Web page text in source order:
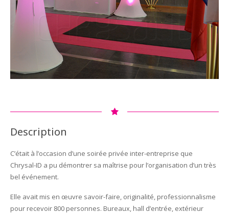
Description
C’était à l’occasion d’une soirée privée inter-entreprise que
Chrysal-ID a pu démontrer sa maîtrise pour l’organisation d’un très
bel événement.
Elle avait mis en œuvre savoir-faire, originalité, professionnalisme
pour recevoir 800 personnes. Bureaux, hall d’entrée, extérieur